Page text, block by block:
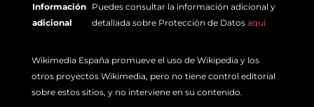
Información
adicional
Puedes consultar la información adicional y
detallada sobre Protección de Datos aquí
Wikimedia España promueve el uso de Wikipedia y los
otros proyectos Wikimedia, pero no tiene control editorial
sobre estos sitios, y no interviene en su contenido.